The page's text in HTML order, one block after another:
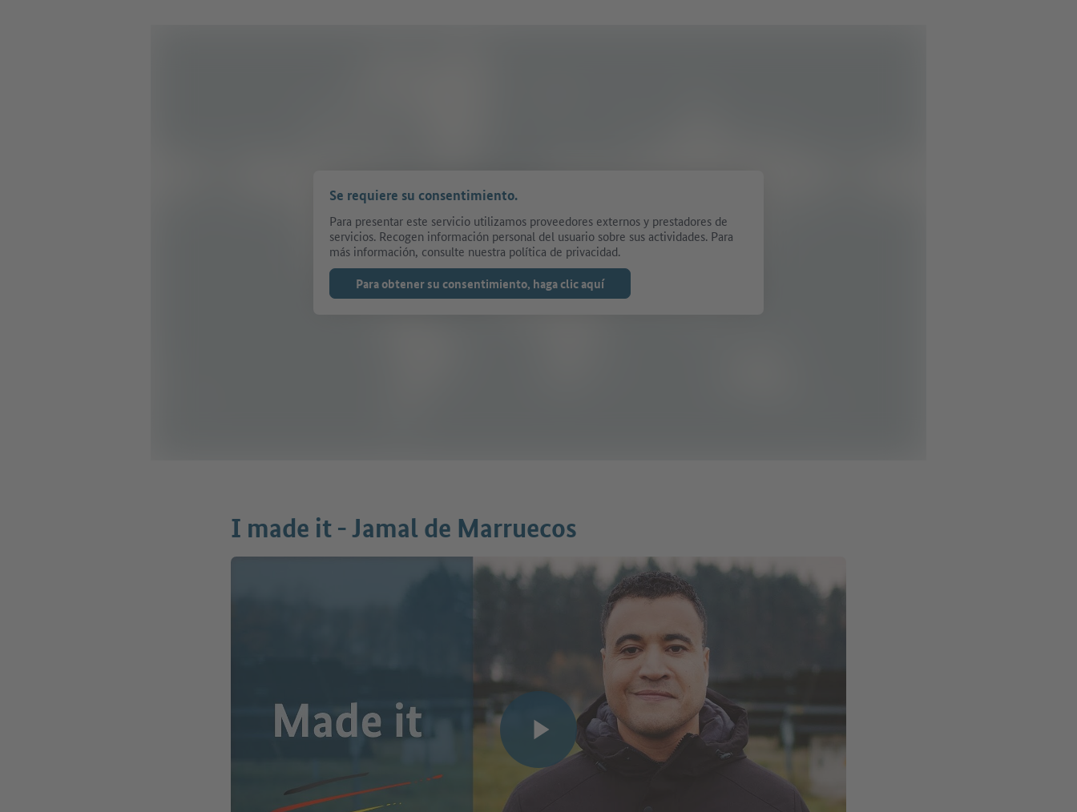
Se requiere su consentimiento.
Para presentar este servicio utilizamos proveedores externos y prestadores de
servicios. Recogen información personal del usuario sobre sus actividades. Para
más información, consulte nuestra política de privacidad.
Para obtener su consentimiento, haga clic aquí
Reproducir vídeo
I made it - Jamal de Marruecos